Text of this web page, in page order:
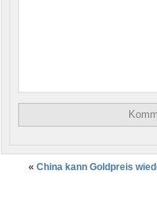
« China kann Goldpreis